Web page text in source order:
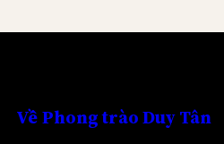
VềPhong trào Duy Tân